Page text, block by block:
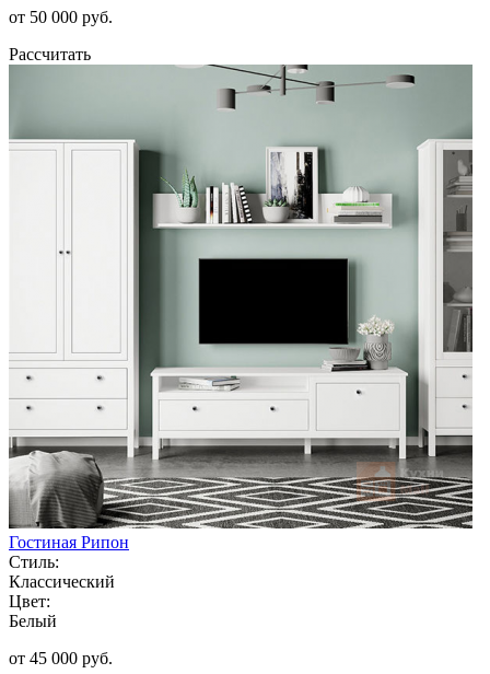
от 50 000 руб.
Рассчитать
Гостиная Рипон
Стиль:
Классический
Цвет:
Белый
от 45 000 руб.